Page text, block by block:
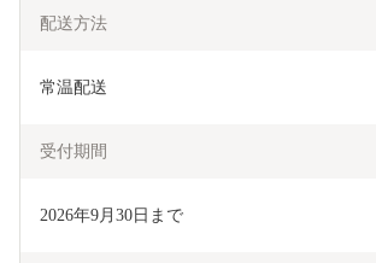
配送方法
常温配送
受付期間
2026年9月30日まで